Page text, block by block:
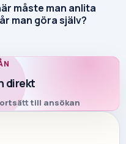
direkt
till ansökan
måste man anlita
man göra själv?